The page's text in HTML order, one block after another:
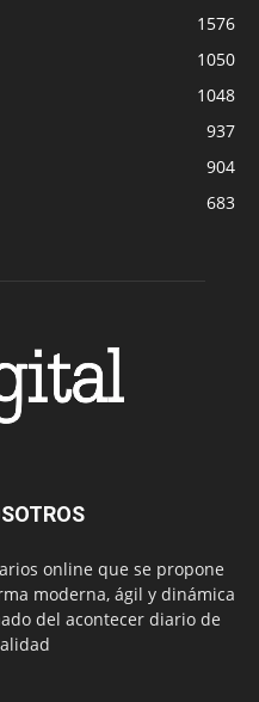
1576
1050
1048
937
904
683
online que se propone
moderna, ágil y dinámica
del acontecer diario de